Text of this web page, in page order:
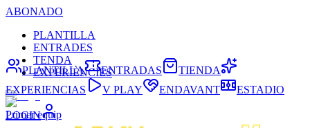
ABONADO
PLANTILLA
ENTRADES
TENDA
EXPERIÈNCIES
LOGIN
PLANTILLA ENTRADAS
TIENDA
EXPERIENCIAS
V PLAY ENDAVANT ESTADIO
Primer equip